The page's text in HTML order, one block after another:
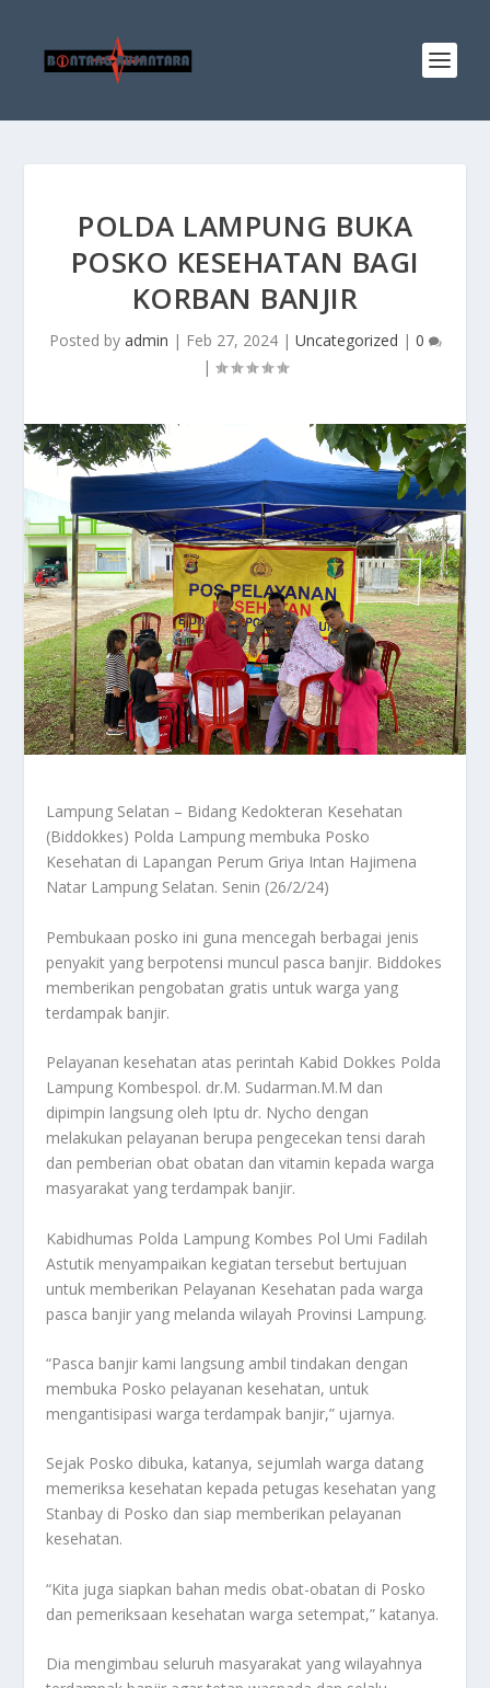
POLDA LAMPUNG BUKA
POSKO KESEHATAN BAGI
KORBAN BANJIR
Posted by admin | Feb 27, 2024| Uncategorized | 0
|
Lampung Selatan – Bidang Kedokteran Kesehatan
(Biddokkes) Polda Lampung membuka Posko
Kesehatan di Lapangan Perum Griya Intan Hajimena
Natar Lampung Selatan. Senin (26/2/24)
Pembukaan posko ini guna mencegah berbagai jenis
penyakit yang berpotensi muncul pasca banjir. Biddokes
memberikan pengobatan gratis untuk warga yang
terdampak banjir.
Pelayanan kesehatan atas perintah Kabid Dokkes Polda
Lampung Kombespol. dr.M. Sudarman.M.M dan
dipimpin langsung oleh Iptu dr. Nycho dengan
melakukan pelayanan berupa pengecekan tensi darah
dan pemberian obat obatan dan vitamin kepada warga
masyarakat yang terdampak banjir.
Kabidhumas Polda Lampung Kombes Pol Umi Fadilah
Astutik menyampaikan kegiatan tersebut bertujuan
untuk memberikan Pelayanan Kesehatan pada warga
pasca banjir yang melanda wilayah Provinsi Lampung.
“Pasca banjir kami langsung ambil tindakan dengan
membuka Posko pelayanan kesehatan, untuk
mengantisipasi warga terdampak banjir,” ujarnya.
Sejak Posko dibuka, katanya, sejumlah warga datang
memeriksa kesehatan kepada petugas kesehatan yang
Stanbay di Posko dan siap memberikan pelayanan
kesehatan.
“Kita juga siapkan bahan medis obat-obatan di Posko
dan pemeriksaan kesehatan warga setempat,” katanya.
Dia mengimbau seluruh masyarakat yang wilayahnya